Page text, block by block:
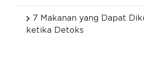
7 Makanan yang Dapat
ketika Detoks